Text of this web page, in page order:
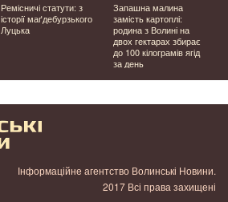
Ремісничі статути: з
історії маґдебурзького
Луцька
Запашна малина
замість картоплі:
родина з Волині на
двох гектарах збирає
до 100 кілограмів ягід
за день
Інформаційне агентство Волинські Новини.
2017 Всі права захищені